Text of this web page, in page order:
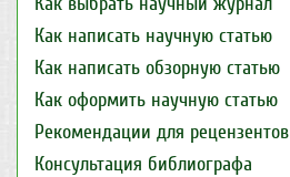
Как написать научную статью
Как написать обзорную статью
Как оформить научную статью
Рекомендации для рецензентов
Консультация библиографа